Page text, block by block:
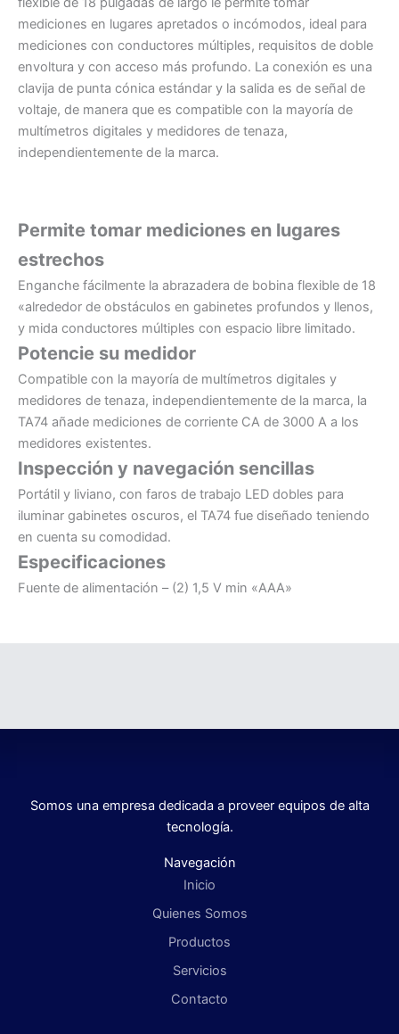
mediciones en lugares apretados o incómodos, ideal para
mediciones con conductores múltiples, requisitos de doble
envoltura y con acceso más profundo. La conexión es una
clavija de punta cónica estándar y la salida es de señal de
voltaje, de manera que es compatible con la mayoría de
multímetros digitales y medidores de tenaza,
independientemente de la marca.
Permite tomar mediciones en lugares
estrechos
Enganche fácilmente la abrazadera de bobina flexible de 18
«alrededor de obstáculos en gabinetes profundos y llenos,
y mida conductores múltiples con espacio libre limitado.
Potencie su medidor
Compatible con la mayoría de multímetros digitales y
medidores de tenaza, independientemente de la marca, la
TA74 añade mediciones de corriente CA de 3000 A a los
medidores existentes.
Inspección y navegación sencillas
Portátil y liviano, con faros de trabajo LED dobles para
iluminar gabinetes oscuros, el TA74 fue diseñado teniendo
en cuenta su comodidad.
Especificaciones
Fuente de alimentación – (2) 1,5 V min «AAA»
Somos una empresa dedicada a proveer equipos de alta
tecnología.
Navegación
Inicio
Quienes Somos
Productos
Servicios
Contacto